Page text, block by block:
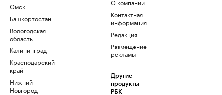
Омск
Башкортостан
Вологодская
область
Калининград
Краснодарский
край
Нижний
Новгород
О компании
Контактная
информация
Редакция
Размещение
рекламы
Другие
продукты
РБК